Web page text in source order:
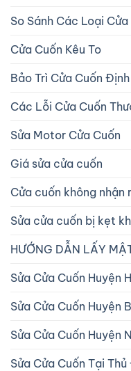
So Sánh Các Loại Cửa
Cửa Cuốn Kêu To
Bảo Trì Cửa Cuốn
Các Lỗi Cửa Cuốn
Sửa Motor Cửa Cuốn
Giá sửa cửa cuốn
Cửa cuốn không nhận
Sửa cửa cuốn bị kẹt
HƯỚNG DẪN LẤY
Sửa Cửa Cuốn Huyện
Sửa Cửa Cuốn Huyện
Sửa Cửa Cuốn Huyện
Sửa Cửa Cuốn Tại